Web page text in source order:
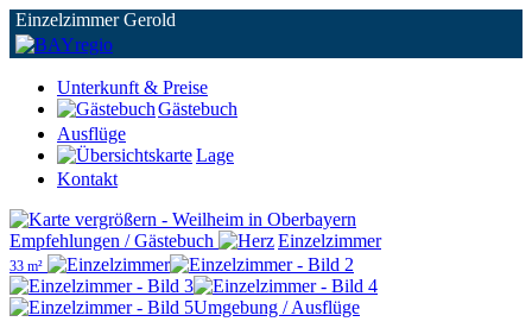
Einzelzimmer Gerold
Unterkunft & Preise
Gästebuch
Ausflüge
Lage
Kontakt
Empfehlungen / Gästebuch Einzelzimmer
33 m²
Umgebung / Ausflüge